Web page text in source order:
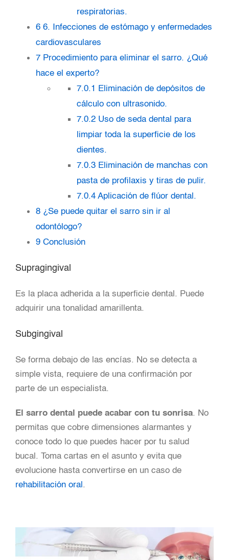
respiratorias.
6 6. Infecciones de estómago y enfermedades
cardiovasculares
7 Procedimiento para eliminar el sarro. ¿Qué
hace el experto?
7.0.1
Eliminación de depósitos de
cálculo con ultrasonido.
7.0.2 Uso de seda dental para
limpiar toda la superficie de los
dientes.
7.0.3 Eliminación de manchas con
pasta de profilaxis y tiras de pulir.
7.0.4 Aplicación de flúor dental.
8 ¿Se puede quitar el sarro sin ir al
odontólogo?
9 Conclusión
Supragingival
Es la placa adherida a la superficie dental. Puede
adquirir una tonalidad amarillenta.
Subgingival
Se forma debajo de las encías. No se detecta a
simple vista, requiere de una confirmación por
parte de un especialista.
El sarro dental puede acabar con tu sonrisa. No
permitas que cobre dimensiones alarmantes y
conoce todo lo que puedes hacer por tu salud
bucal. Toma cartas en el asunto y evita que
evolucione hasta convertirse en un caso de
rehabilitación oral .